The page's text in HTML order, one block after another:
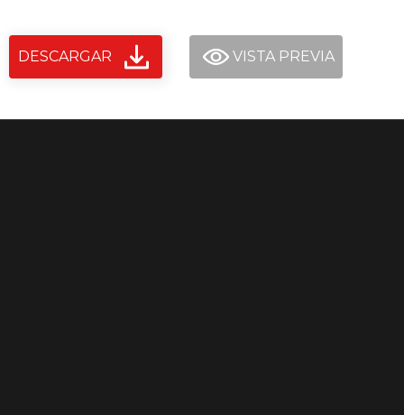
DESCARGAR VISTA PREVIA